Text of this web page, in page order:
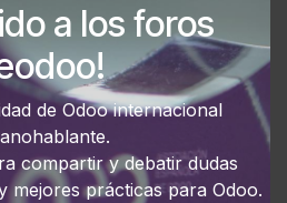
a los foros
de Odoo internacional
compartir y debatir dudas
mejores prácticas para Odoo.